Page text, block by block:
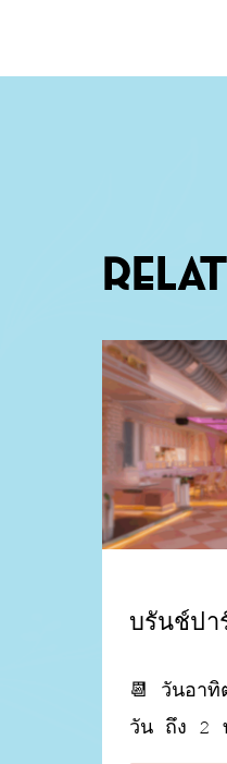
บรันช์ปา
📆 วันอา
วัน ถึง 2